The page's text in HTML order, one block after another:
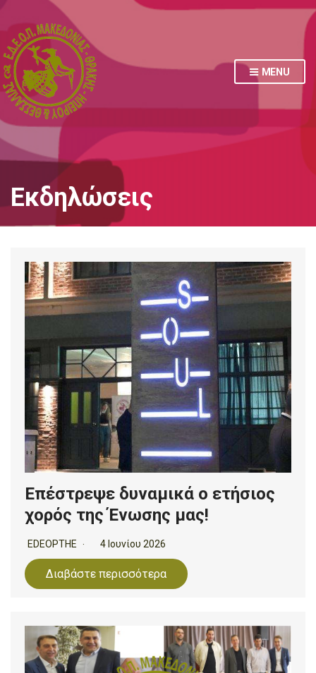
MENU
Εκδηλώσεις
Επέστρεψε δυναμικά ο ετήσιος
χορός της Ένωσης μας!
EDEOPTHE 4 Ιουνίου 2026
Διαβάστε περισσότερα